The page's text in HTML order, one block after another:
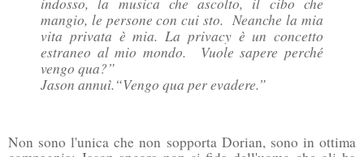
mangio, le persone con cui sto. Neanche la mia
vita privata è mia. La privacy è un concetto
estraneo al mio mondo. Vuole sapere perché
vengo qua?”
Jason annuì.“Vengo qua per evadere.”
Non sono l'unica che non sopporta Dorian, sono in ottima